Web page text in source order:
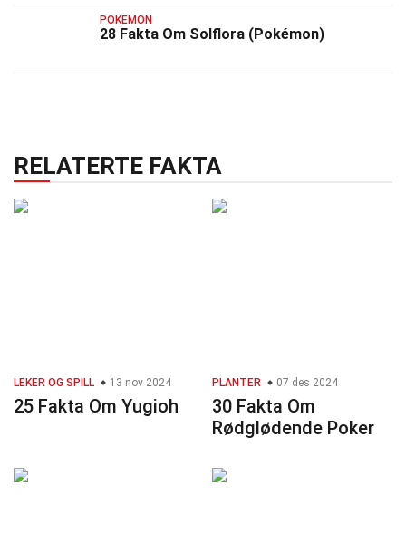
POKEMON
28 Fakta Om Solflora (Pokémon)
RELATERTE FAKTA
LEKER OG SPILL 13 nov 2024
25 Fakta Om Yugioh
PLANTER 07 des 2024
30 Fakta Om
Rødglødende Poker